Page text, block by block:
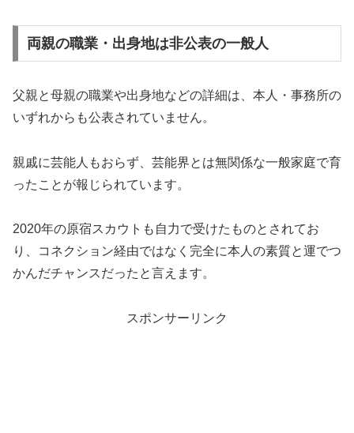
両親の職業・出身地は非公表の一般人
父親と母親の職業や出身地などの詳細は、本人・事務所の
いずれからも公表されていません。
親戚に芸能人もおらず、芸能界とは無関係な一般家庭で育
ったことが報じられています。
2020年の原宿スカウトも自力で受けたものとされてお
り、コネクション経由ではなく完全に本人の素質と運でつ
かんだチャンスだったと言えます。
スポンサーリンク